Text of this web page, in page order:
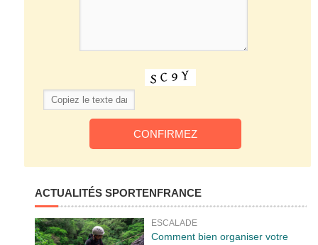
ACTUALITÉS SPORTENFRANCE
ESCALADE
Comment bien organiser votre